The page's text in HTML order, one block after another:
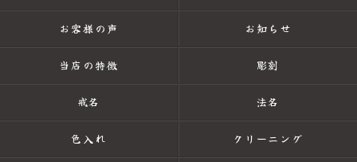
お客様の声 お知らせ
当店の特徴 彫刻
戒名 法名
色入れ クリーニング